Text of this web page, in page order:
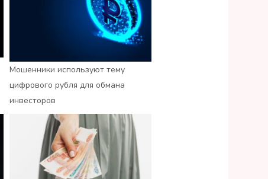
Мошенники используют тему
цифрового рубля для обмана
инвесторов